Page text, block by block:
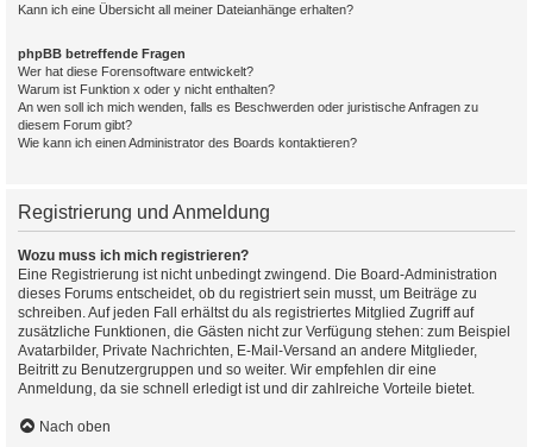
Kann ich eine Übersicht all meiner Dateianhänge erhalten?
phpBB betreffende Fragen
Wer hat diese Forensoftware entwickelt?
Warum ist Funktion x oder y nicht enthalten?
An wen soll ich mich wenden, falls es Beschwerden oder juristische Anfragen zu
diesem Forum gibt?
Wie kann ich einen Administrator des Boards kontaktieren?
Registrierung und Anmeldung
Wozu muss ich mich registrieren?
Eine Registrierung ist nicht unbedingt zwingend. Die Board-Administration
dieses Forums entscheidet, ob du registriert sein musst, um Beiträge zu
schreiben. Auf jeden Fall erhältst du als registriertes Mitglied Zugriff auf
zusätzliche Funktionen, die Gästen nicht zur Verfügung stehen: zum Beispiel
Avatarbilder, Private Nachrichten, E-Mail-Versand an andere Mitglieder,
Beitritt zu Benutzergruppen und so weiter. Wir empfehlen dir eine
Anmeldung, da sie schnell erledigt ist und dir zahlreiche Vorteile bietet.
Nach oben